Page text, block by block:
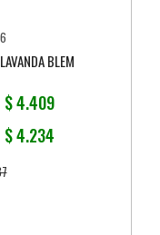
BLEM
$ 4.409
$ 4.234